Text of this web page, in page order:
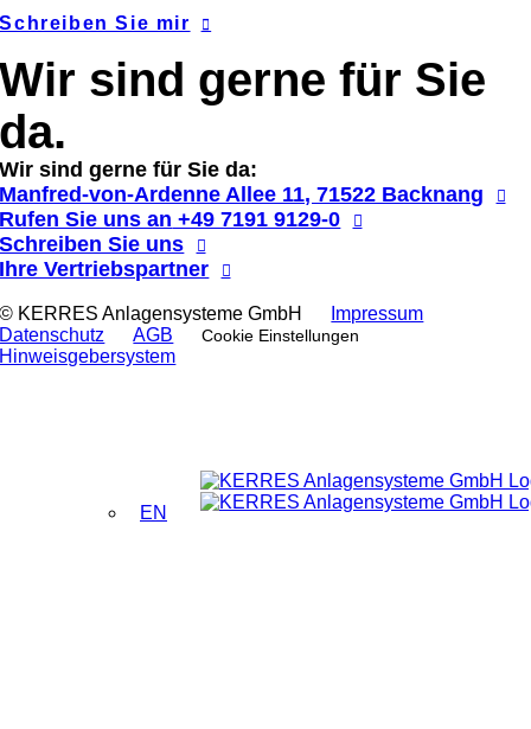
EN
Schreiben Sie mir
Wir sind gerne für Sie
da.
Wir sind gerne für Sie da:
Manfred-von-Ardenne Allee 11, 71522 Backnang
Rufen Sie uns an +49 7191 9129-0
Schreiben Sie uns
Ihre Vertriebspartner
© KERRES Anlagensysteme GmbH
Impressum
Datenschutz
AGB Cookie Einstellungen
Hinweis­gebersystem